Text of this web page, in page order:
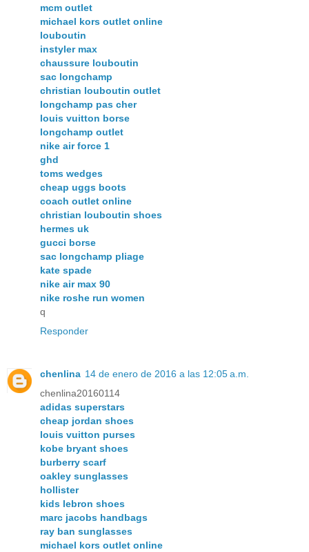
mcm outlet
michael kors outlet online
louboutin
instyler max
chaussure louboutin
sac longchamp
christian louboutin outlet
longchamp pas cher
louis vuitton borse
longchamp outlet
nike air force 1
ghd
toms wedges
cheap uggs boots
coach outlet online
christian louboutin shoes
hermes uk
gucci borse
sac longchamp pliage
kate spade
nike air max 90
nike roshe run women
q
Responder
chenlina 14 de enero de 2016 a las 12:05 a.m.
chenlina20160114
adidas superstars
cheap jordan shoes
louis vuitton purses
kobe bryant shoes
burberry scarf
oakley sunglasses
hollister
kids lebron shoes
marc jacobs handbags
ray ban sunglasses
michael kors outlet online